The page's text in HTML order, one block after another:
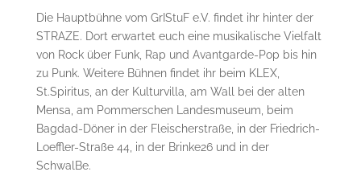
Die Hauptbühne vom GrIStuF e.V. findet ihr hinter der
STRAZE. Dort erwartet euch eine musikalische Vielfalt
von Rock über Funk, Rap und Avantgarde-Pop bis hin
zu Punk. Weitere Bühnen findet ihr beim KLEX,
St.Spiritus, an der Kulturvilla, am Wall bei der alten
Mensa, am Pommerschen Landesmuseum, beim
Bagdad-Döner in der Fleischerstraße, in der Friedrich-
Loeffler-Straße 44, in der Brinke26 und in der
SchwalBe.